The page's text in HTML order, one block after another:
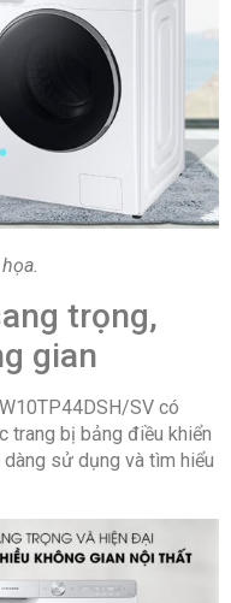
trọng,
gian
SV có
trang bị bảng điều khiển
sử dụng và tìm hiểu